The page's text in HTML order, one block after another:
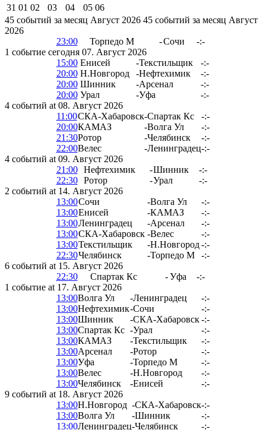
31 01 02 03 04 05 06
45 событий за месяц Август 2026 45 событий за месяц Август
2026
23:00
Торпедо М -Сочи
-:-
1 событие сегодня 07. Август 2026
15:00 Енисей -Текстильщик
-:-
20:00 Н.Новгород -Нефтехимик
-:-
20:00 Шинник -Арсенал
-:-
20:00 Урал -Уфа
-:-
4 событий at 08. Август 2026
11:00СКА-Хабаровск-Спартак Кс
-:-
20:00КАМАЗ -Волга Ул
-:-
21:30Ротор -Челябинск
-:-
22:00Велес -Ленинградец-:-
4 событий at 09. Август 2026
21:00
Нефтехимик -Шинник
-:-
22:30
Ротор -Урал
-:-
2 событий at 14. Август 2026
13:00Сочи -Волга Ул
-:-
13:00Енисей -КАМАЗ
-:-
13:00Ленинградец -Арсенал
-:-
13:00СКА-Хабаровск -Велес
-:-
13:00Текстильщик -Н.Новгород -:-
22:30Челябинск -Торпедо М
-:-
6 событий at 15. Август 2026
22:30
Спартак Кс - Уфа
-:-
1 событие at 17. Август 2026
13:00Волга Ул -Ленинградец
-:-
13:00Нефтехимик-Сочи
-:-
13:00Шинник -СКА-Хабаровск -:-
13:00Спартак Кс -Урал
-:-
13:00КАМАЗ -Текстильщик
-:-
13:00Арсенал -Ротор
-:-
13:00Уфа -Торпедо М
-:-
13:00Велес -Н.Новгород
-:-
13:00Челябинск -Енисей
-:-
9 событий at 18. Август 2026
13:00Н.Новгород -СКА-Хабаровск-:-
13:00Волга Ул -Шинник
-:-
13:00Ленинградец-Челябинск -:-